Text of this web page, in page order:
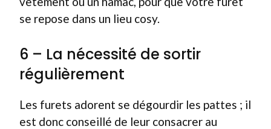
se repose dans un lieu cosy.
6 – La nécessité de sortir
régulièrement
Les furets adorent se dégourdir les pattes ; il
est donc conseillé de leur consacrer au